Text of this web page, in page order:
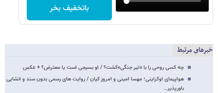
باتخفیف بخر
خبرهای مرتبط
چه کسی روحی را با «تیر جنگی»کشت؟ / او بسیجی است یا معترض؟ + عکس
هواپیمای اوکراینی؛ مهسا امینی و امروز کیان / روایت های رسمی بدون سند و انشایی
باورپذیر…